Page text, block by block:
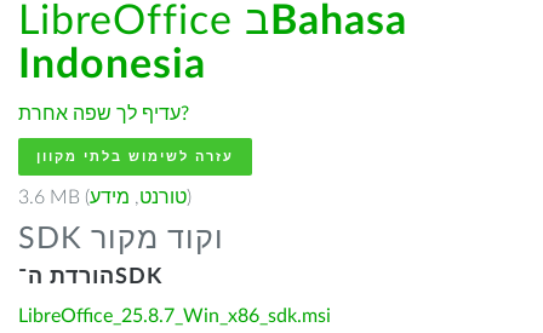
LibreOffice ב Bahasa
Indonesia
עדיף לך שפה אחרת?
עזרה לשימוש בלתי מקוון
3.6 MB ( טורנט, מידע )
SDK וקוד מקור
הורדת ה־SDK
LibreOffice_25.8.7_Win_x86_sdk.msi